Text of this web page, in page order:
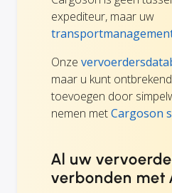
expediteur, maar uw
Onze
maar u kunt
toevoegen door
nemen metCargoson
Al uw
verbonden met